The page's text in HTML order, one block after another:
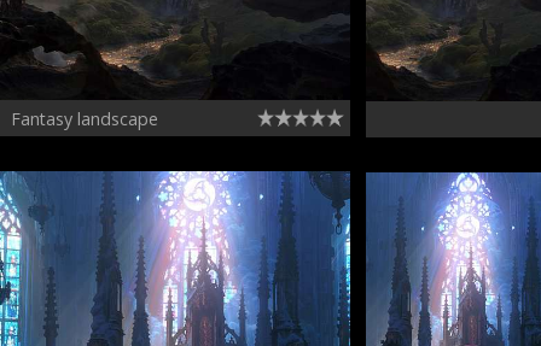
Fantasy landscape